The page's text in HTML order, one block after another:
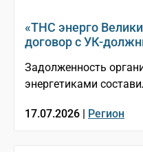
«ТНС энерго
договор с УК-
Задолженность
энергетиками
17.07.2026 | Регион